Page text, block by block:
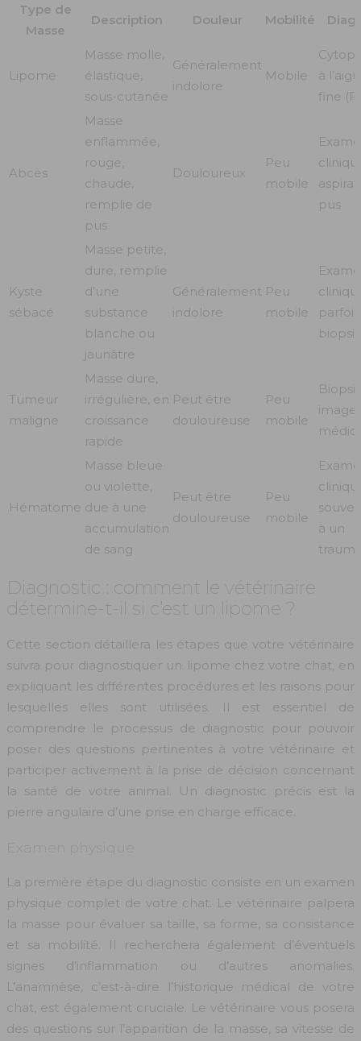
Type de
Masse
Description Douleur Mobilité
Lipome
Masse molle,
élastique,
sous-cutanée
Généralement
indolore
Mobile
à
fine
Abcès
Masse
enflammée,
rouge,
chaude,
remplie de
pus
Douloureux
Peu
mobile
pus
Kyste
sébacé
Masse petite,
dure, remplie
d’une
substance
blanche ou
jaunâtre
Généralement
indolore
Peu
mobile
parfois
Tumeur
maligne
Masse dure,
irrégulière, en
croissance
rapide
Peut être
douloureuse
Peu
mobile
Hématome
Masse bleue
ou violette,
due à une
accumulation
de sang
Peut être
douloureuse
Peu
mobile
à un
Diagnostic : comment le vétérinaire
détermine-t-il si c’est un lipome ?
Cette section détaillera les étapes que votre vétérinaire
suivra pour diagnostiquer un lipome chez votre chat, en
expliquant les différentes procédures et les raisons pour
lesquelles elles sont utilisées. Il est essentiel de
comprendre le processus de diagnostic pour pouvoir
poser des questions pertinentes à votre vétérinaire et
participer activement à la prise de décision concernant
la santé de votre animal. Un diagnostic précis est la
pierre angulaire d’une prise en charge efficace.
Examen physique
La première étape du diagnostic consiste en un examen
physique complet de votre chat. Le vétérinaire palpera
la masse pour évaluer sa taille, sa forme, sa consistance
et sa mobilité. Il recherchera également d’éventuels
signes d’inflammation ou d’autres anomalies.
L’anamnèse, c’est-à-dire l’historique médical de votre
chat, est également cruciale. Le vétérinaire vous posera
des questions sur l’apparition de la masse, sa vitesse de